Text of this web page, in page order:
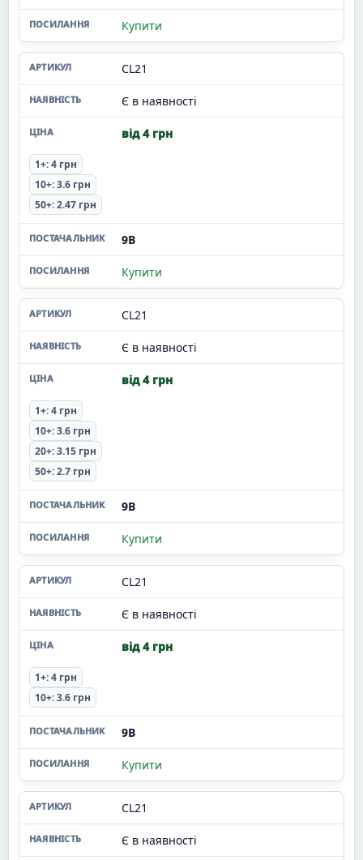
Купити
CL21
Є в наявності
від 4 грн
1+: 4 грн
10+: 3.6 грн
50+: 2.47 грн
9В
Купити
CL21
Є в наявності
від 4 грн
1+: 4 грн
10+: 3.6 грн
20+: 3.15 грн
50+: 2.7 грн
9В
Купити
CL21
Є в наявності
від 4 грн
1+: 4 грн
10+: 3.6 грн
9В
Купити
CL21
Є в наявності